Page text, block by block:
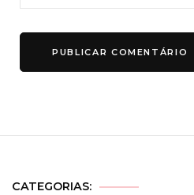
CATEGORIAS: